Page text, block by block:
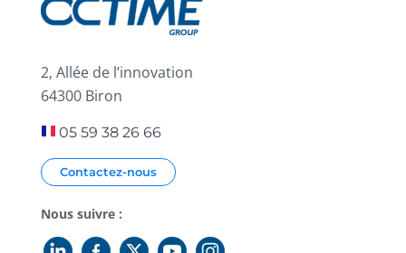
2, Allée de l’innovation
64300 Biron
05 59 38 26 66
Contactez-nous
Nous suivre :